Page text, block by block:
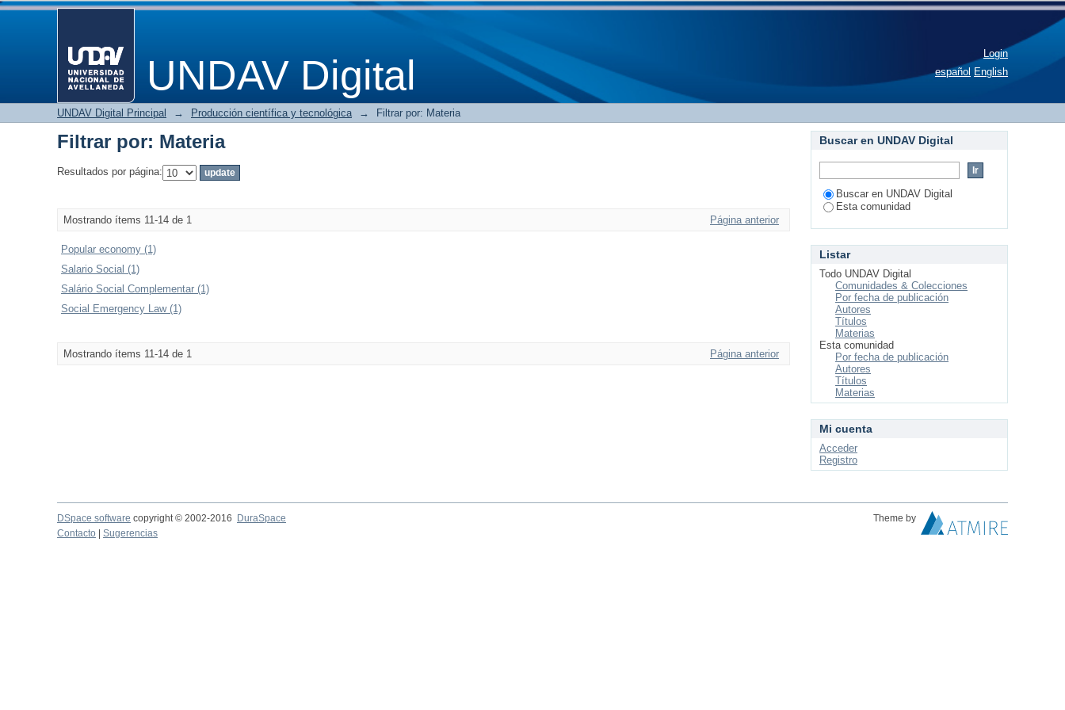
UNDAV Digital
Filtrar por: Materia
Login
español English
UNDAV Digital Principal → Producción científica y tecnológica → Filtrar por: Materia
Filtrar por: Materia
Resultados por página:
Mostrando ítems 11-14 de 1 Página anterior
Popular economy (1)
Salario Social (1)
Salário Social Complementar (1)
Social Emergency Law (1)
Mostrando ítems 11-14 de 1 Página anterior
Buscar en UNDAV Digital
Buscar en UNDAV Digital
Esta comunidad
Listar
Todo UNDAV Digital
Comunidades & Colecciones
Por fecha de publicación
Autores
Títulos
Materias
Esta comunidad
Por fecha de publicación
Autores
Títulos
Materias
Mi cuenta
Acceder
Registro
DSpace software copyright © 2002-2016 DuraSpace
Theme by
Contacto
Sugerencias